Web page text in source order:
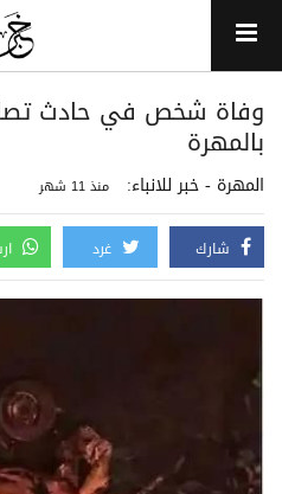
وفاة شخص في حادث
بالمهرة
المهرة - خبر للانباء: منذ 11 شهر
شارك غرد